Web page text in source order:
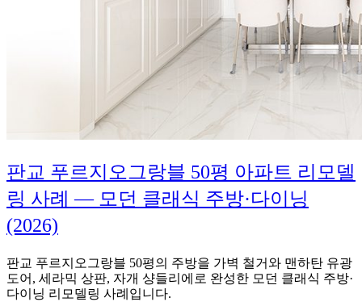
판교 푸르지오그랑블 50평 아파트 리모델
링 사례 — 모던 클래식 주방·다이닝
(2026)
판교 푸르지오그랑블 50평의 주방을 가벽 철거와 맨하탄 유광
도어, 세라믹 상판, 자개 샹들리에로 완성한 모던 클래식 주방·
다이닝 리모델링 사례입니다.